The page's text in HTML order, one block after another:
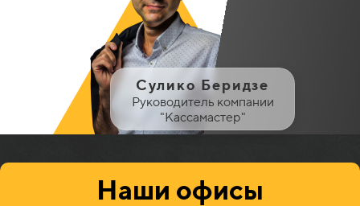
Сулико Беридзе
Руководитель компании
"Кассамастер"
Наши офисы